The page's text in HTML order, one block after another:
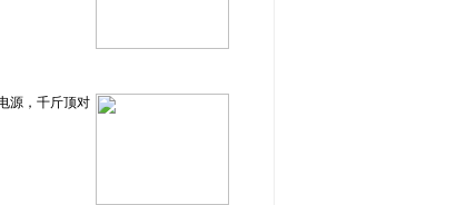
源，千斤顶对